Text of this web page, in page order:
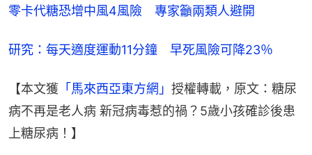
零卡代糖恐增中風4風險　專家籲兩類人避開
研究：每天適度運動11分鐘　早死風險可降23％
【本文獲 「馬來西亞東方網」 授權轉載，原文：糖尿
病不再是老人病 新冠病毒惹的禍？5歲小孩確診後患
上糖尿病！】